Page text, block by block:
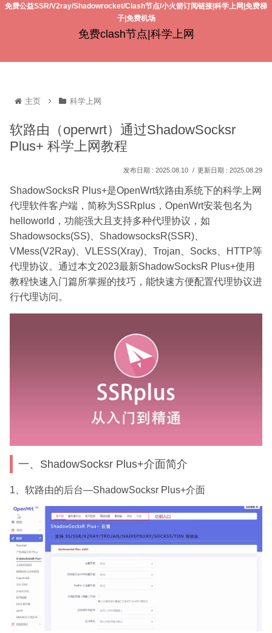
免费公益SSR/V2ray/Shadowrocket/Clash节点/小火箭订阅链接|科学上网|免费梯
子|免费机场
免费clash节点|科学上网
主页 科学上网
软路由（operwrt）通过ShadowSocksr
Plus+ 科学上网教程
2025.08.10 2025.08.29
ShadowSocksR Plus+是OpenWrt软路由系统下的科学上网
代理软件客户端，简称为SSRplus，OpenWrt安装包名为
helloworld，功能强大且支持多种代理协议，如
Shadowsocks(SS)、ShadowsocksR(SSR)、
VMess(V2Ray)、VLESS(Xray)、Trojan、Socks、HTTP等
代理协议。通过本文2023最新ShadowSocksR Plus+使用
教程快速入门篇所掌握的技巧，能快速方便配置代理协议进
行代理访问。
一、ShadowSocksr Plus+介面简介
1、软路由的后台—ShadowSocksr Plus+介面